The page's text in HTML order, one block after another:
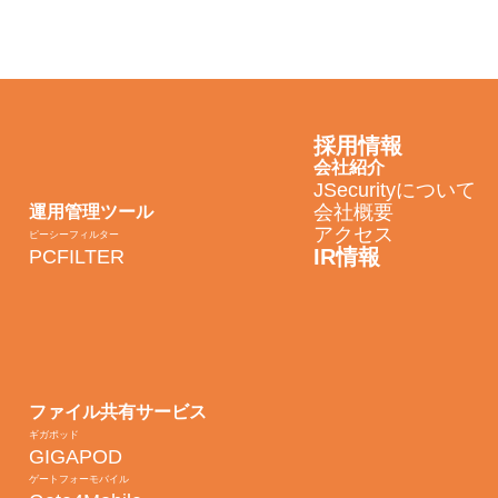
運用管理ツール
ピーシーフィルター
PCFILTER
ファイル共有サービス
ギガポッド
GIGAPOD
ゲートフォーモバイル
採用情報
会社紹介
JSecurityについて
会社概要
アクセス
IR情報